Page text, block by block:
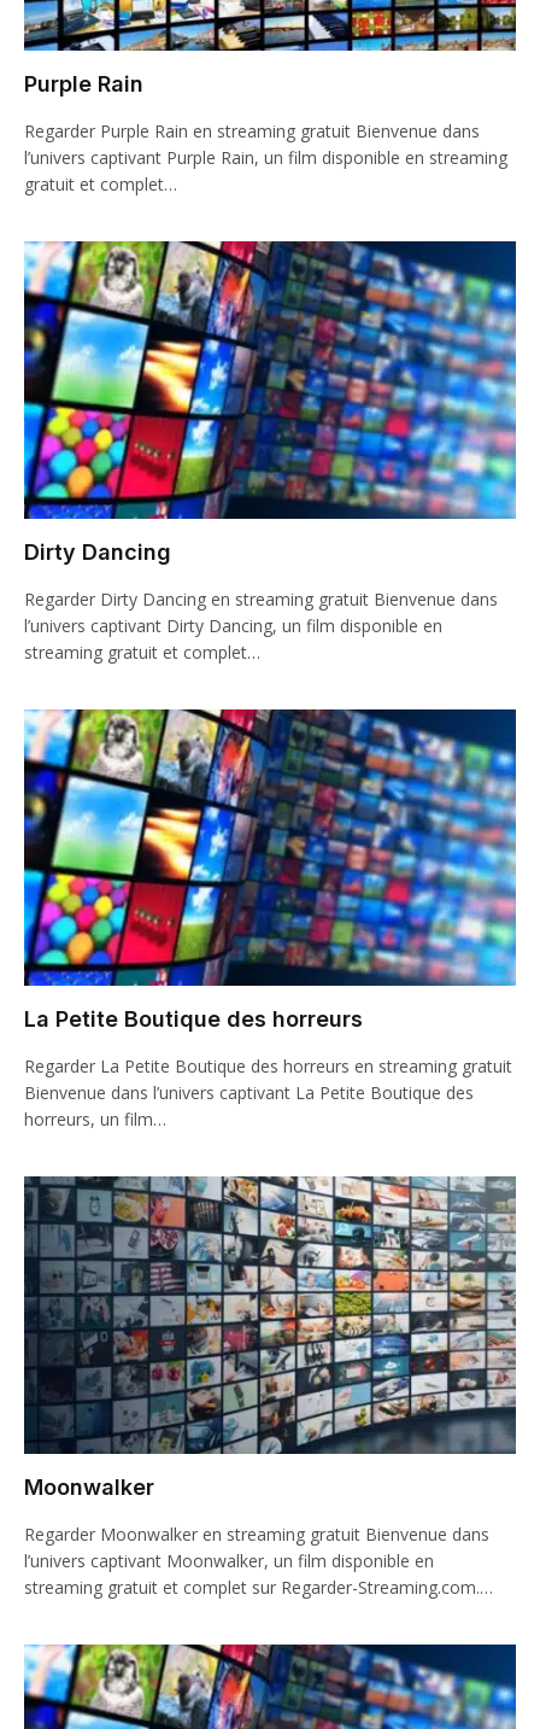
Purple Rain
Regarder Purple Rain en streaming gratuit Bienvenue dans
l’univers captivant Purple Rain, un film disponible en streaming
gratuit et complet…
Dirty Dancing
Regarder Dirty Dancing en streaming gratuit Bienvenue dans
l’univers captivant Dirty Dancing, un film disponible en
streaming gratuit et complet…
La Petite Boutique des horreurs
Regarder La Petite Boutique des horreurs en streaming gratuit
Bienvenue dans l’univers captivant La Petite Boutique des
horreurs, un film…
Moonwalker
Regarder Moonwalker en streaming gratuit Bienvenue dans
l’univers captivant Moonwalker, un film disponible en
streaming gratuit et complet sur Regarder-Streaming.com.…